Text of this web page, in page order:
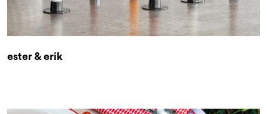
ester & erik